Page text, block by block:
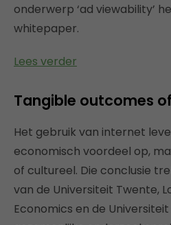
onderwerp ‘ad viewability’
whitepaper.
Lees verder
Tangible outcomes
Het gebruik van internet
economisch voordeel op,
of cultureel. Die conclusie
van de Universiteit Twente,
Economics en de